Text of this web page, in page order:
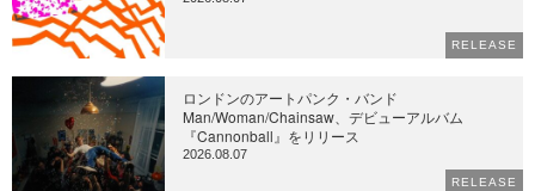
RELEASE
ロンドンのアートパンク・バンド
Man/Woman/Chainsaw、デビューアルバム
『Cannonball』をリリース
2026.08.07
RELEASE